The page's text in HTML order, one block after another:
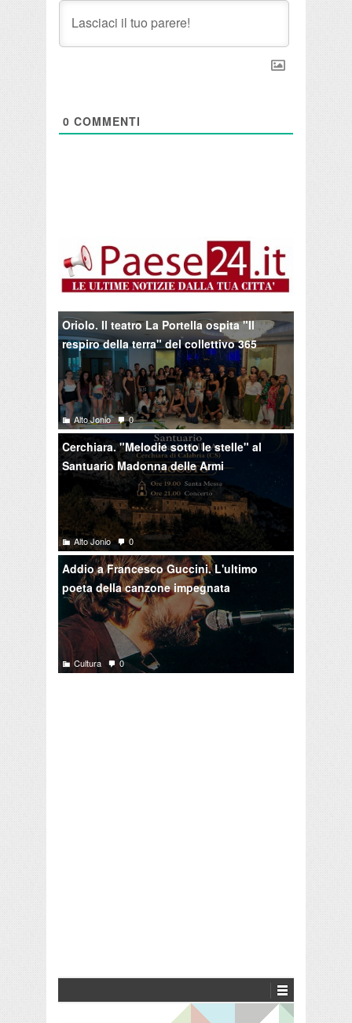
0 COMMENTI
Oriolo. Il teatro La Portella ospita "Il
respiro della terra" del collettivo 365
Alto Jonio 0
Cerchiara. "Melodie sotto le stelle" al
Santuario Madonna delle Armi
Alto Jonio 0
Addio a Francesco Guccini. L'ultimo
poeta della canzone impegnata
Cultura 0